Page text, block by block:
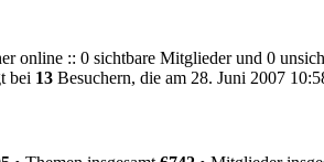
online :: 0 sichtbare Mitglieder und 0
bei 13 Besuchern, die am 28. Juni 2007